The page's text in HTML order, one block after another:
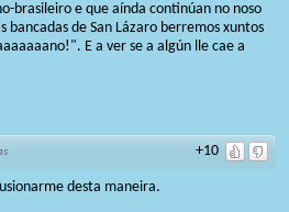
brasileiro e que aínda continúan no noso
bancadas de San Lázaro berremos xuntos
E a ver se a algún lle cae a
+10
desta maneira.